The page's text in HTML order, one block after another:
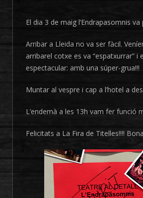
El dia 3 de maig l’Endrapasomnis
Arribar a Lleida no va ser fàcil.
arribarel cotxe es va “espatxurrar”
espectacular: amb una súper-grua!!!
Muntar al vespre i cap a l’hotel a
L’endemà a les 13h vam fer
Felicitats a La Fira de Titelles!!!!